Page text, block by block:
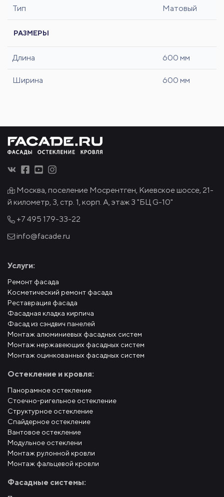
Тип Матовый
РАЗМЕРЫ
Длина 600 мм
Ширина 600 мм
Москва, поселение Мосрентген, Киевское шоссе, 21-
й километр, 3, стр. 1, корп. А, этаж 3 "БЦ G-10"
+7 495 179-33-22
info@facade.ru
Услуги:
Ремонт фасада
Косметический ремонт фасада
Реставрация фасада
Фасадная кладка кирпича
Фасад из сэндвич панелей
Монтаж алюминиевых фасадных систем
Монтаж нержавеющих фасадных систем
Монтаж оцинкованных фасадных систем
Остекление и кровля:
Панорамное остекление
Стоечно-ригельное остекление
Структурное остекление
Спайдерное остекление
Вантовое остекление
Модульное остеклени
Монтаж рулонной кровли
Монтаж фальцевой кровли
Фасадные системы: